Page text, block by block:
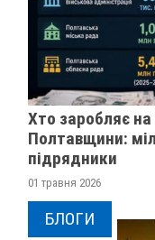
Хто заробляє на
Полтавщини:
підрядники
01 травня 2026
БЛОГИ